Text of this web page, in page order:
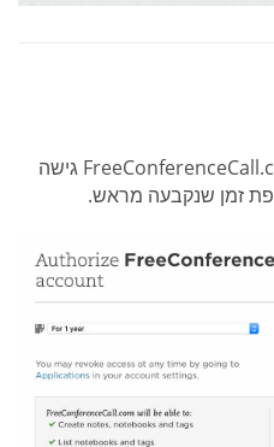
כדי לאשר ל-FreeConferenceCall.com גישה